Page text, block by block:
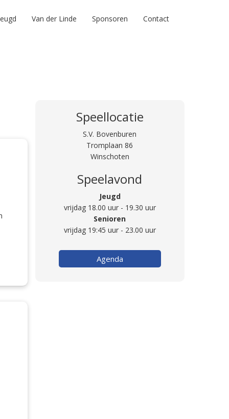
Van der Linde Sponsoren Contact
Speellocatie
S.V. Bovenburen
Tromplaan 86
Winschoten
Speelavond
Jeugd
vrijdag 18.00 uur - 19.30 uur
Senioren
vrijdag 19:45 uur - 23.00 uur
Agenda